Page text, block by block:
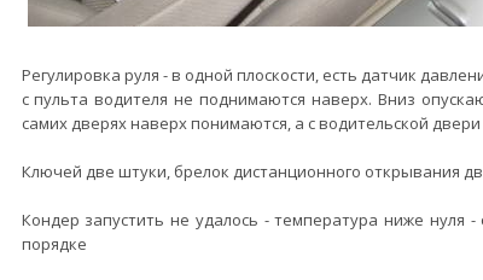
Регулировка руля - в одной плоскости, есть датчик
с пульта водителя не поднимаются наверх. Вниз
самих дверях наверх понимаются, а с водительской двери
Ключей две штуки, брелок дистанционного открывания
Кондер запустить не удалось - температура ниже нуля
порядке